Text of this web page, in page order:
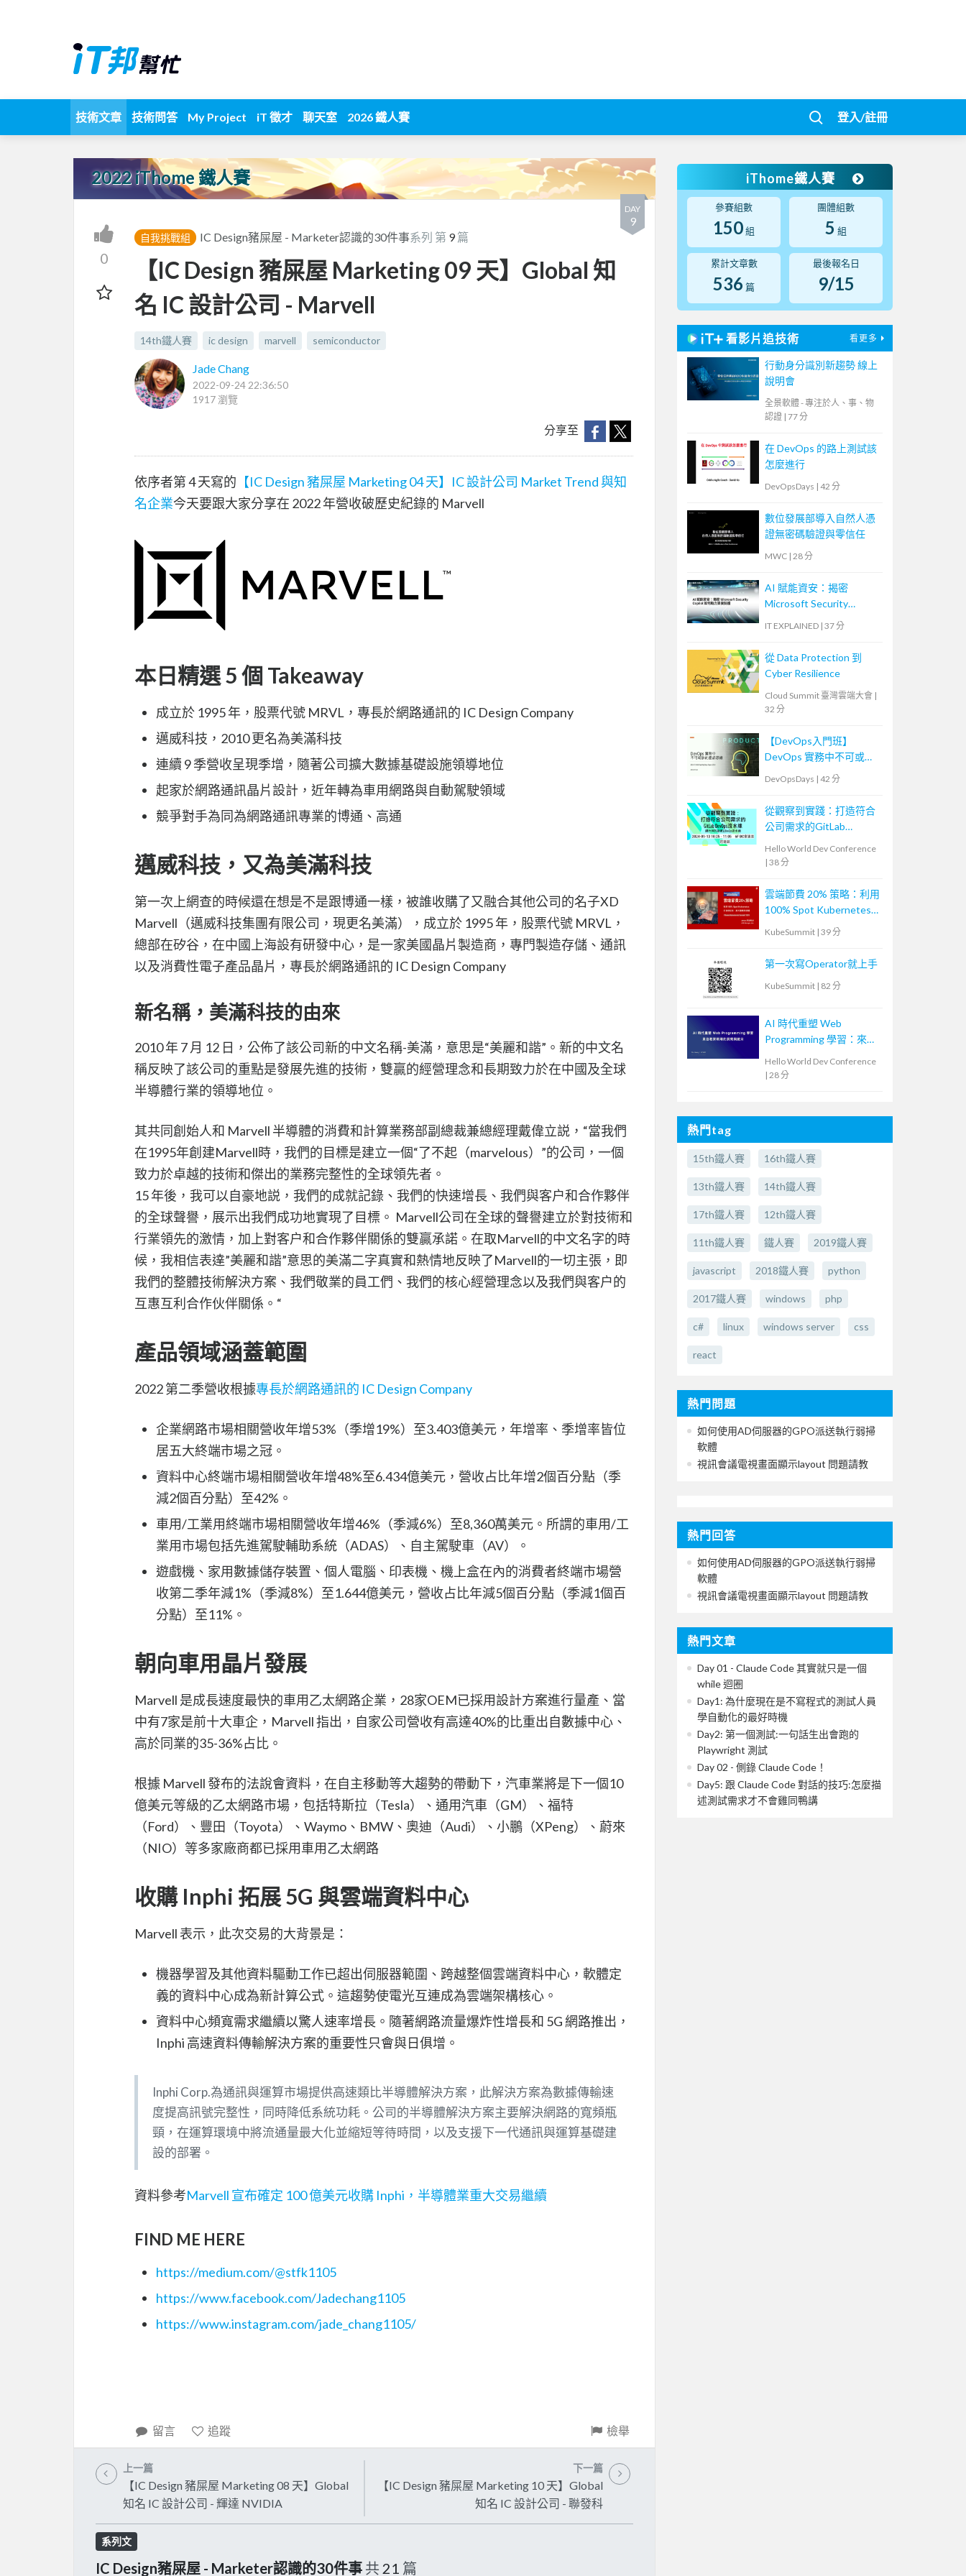
技術文章 技術問答 My Project iT 徵才 聊天室 2026 鐵人賽 登入/註冊
2022 iThome 鐵人賽
DAY
9
0
自我挑戰組 IC Design豬屎屋 - Marketer認識的30件事系列 第 9篇
【IC Design 豬屎屋 Marketing 09 天】Global 知
名 IC 設計公司 - Marvell
14th鐵人賽 ic design marvell semiconductor
Jade Chang
2022-09-24 22:36:50
1917 瀏覽
分享至
依序者第 4 天寫的 【IC Design 豬屎屋 Marketing 04 天】IC 設計公司 Market Trend 與知
名企業今天要跟大家分享在 2022 年營收破歷史紀錄的 Marvell
本日精選 5 個 Takeaway
成立於 1995 年，股票代號 MRVL，專長於網路通訊的 IC Design Company
邁威科技，2010 更名為美滿科技
連續 9 季營收呈現季增，隨著公司擴大數據基礎設施領導地位
起家於網路通訊晶片設計，近年轉為車用網路與自動駕駛領域
競爭對手為同為網路通訊專業的博通、高通
邁威科技，又為美滿科技
第一次上網查的時候還在想是不是跟博通一樣，被誰收購了又融合其他公司的名子XD
Marvell（邁威科技集團有限公司，現更名美滿），成立於 1995 年，股票代號 MRVL，
總部在矽谷，在中國上海設有研發中心，是一家美國晶片製造商，專門製造存儲、通訊
以及消費性電子產品晶片，專長於網路通訊的 IC Design Company
新名稱，美滿科技的由來
2010 年 7 月 12 日，公佈了該公司新的中文名稱-美滿，意思是“美麗和諧”。新的中文名
稱反映了該公司的重點是發展先進的技術，雙贏的經營理念和長期致力於在中國及全球
半導體行業的領導地位。
其共同創始人和 Marvell 半導體的消費和計算業務部副總裁兼總經理戴偉立説，“當我們
在1995年創建Marvell時，我們的目標是建立一個“了不起（marvelous）”的公司，一個
致力於卓越的技術和傑出的業務完整性的全球領先者。
15 年後，我可以自豪地説，我們的成就記錄、我們的快速增長、我們與客户和合作夥伴
的全球聲譽，展示出我們成功地實現了目標。 Marvell公司在全球的聲譽建立於對技術和
行業領先的激情，加上對客户和合作夥伴關係的雙贏承諾。在取Marvell的中文名字的時
候，我相信表達”美麗和諧”意思的美滿二字真實和熱情地反映了Marvell的一切主張，即
我們的整體技術解決方案、我們敬業的員工們、我們的核心經營理念以及我們與客户的
互惠互利合作伙伴關係。“
產品領域涵蓋範圍
2022 第二季營收根據專長於網路通訊的 IC Design Company
企業網路市場相關營收年增53%（季增19%）至3.403億美元，年增率、季增率皆位
居五大終端市場之冠。
資料中心終端市場相關營收年增48%至6.434億美元，營收占比年增2個百分點（季
減2個百分點）至42%。
車用/工業用終端市場相關營收年增46%（季減6%）至8,360萬美元。所謂的車用/工
業用市場包括先進駕駛輔助系統（ADAS）、自主駕駛車（AV）。
遊戲機、家用數據儲存裝置、個人電腦、印表機、機上盒在內的消費者終端市場營
收第二季年減1%（季減8%）至1.644億美元，營收占比年減5個百分點（季減1個百
分點）至11%。
朝向車用晶片發展
Marvell 是成長速度最快的車用乙太網路企業，28家OEM已採用設計方案進行量產、當
中有7家是前十大車企，Marvell 指出，自家公司營收有高達40%的比重出自數據中心、
高於同業的35-36%占比。
根據 Marvell 發布的法說會資料，在自主移動等大趨勢的帶動下，汽車業將是下一個10
億美元等級的乙太網路市場，包括特斯拉（Tesla）、通用汽車（GM）、福特
（Ford）、豐田（Toyota）、Waymo、BMW、奧迪（Audi）、小鵬（XPeng）、蔚來
（NIO）等多家廠商都已採用車用乙太網路
收購 Inphi 拓展 5G 與雲端資料中心
Marvell 表示，此次交易的大背景是：
機器學習及其他資料驅動工作已超出伺服器範圍、跨越整個雲端資料中心，軟體定
義的資料中心成為新計算公式。這趨勢使電光互連成為雲端架構核心。
資料中心頻寬需求繼續以驚人速率增長。隨著網路流量爆炸性增長和 5G 網路推出，
Inphi 高速資料傳輸解決方案的重要性只會與日俱增。
Inphi Corp.為通訊與運算市場提供高速類比半導體解決方案，此解決方案為數據傳輸速
度提高訊號完整性，同時降低系統功耗。公司的半導體解決方案主要解決網路的寬頻瓶
頸，在運算環境中將流通量最大化並縮短等待時間，以及支援下一代通訊與運算基礎建
設的部署。
資料參考Marvell 宣布確定 100 億美元收購 Inphi，半導體業重大交易繼續
FIND ME HERE
https://medium.com/@stfk1105
https://www.facebook.com/Jadechang1105
https://www.instagram.com/jade_chang1105/
留言 追蹤 檢舉
上一篇
【IC Design 豬屎屋 Marketing 08 天】Global
知名 IC 設計公司 - 輝達 NVIDIA
下一篇
【IC Design 豬屎屋 Marketing 10 天】Global
知名 IC 設計公司 - 聯發科
系列文
IC Design豬屎屋 - Marketer認識的30件事 共 21 篇
iThome鐵人賽
參賽組數
150組
團體組數
5 組
累計文章數
536 篇
最後報名日
9/15
看影片追技術 看更多
行動身分識別新趨勢 線上
說明會
全景軟體 - 專注於人、事、物
認證 | 77 分
在 DevOps 的路上測試該
怎麼進行
DevOpsDays | 42 分
數位發展部導入自然人憑
證無密碼驗證與零信任
MWC | 28 分
AI 賦能資安：揭密
Microsoft Security
Copilot 如何助力資安防
IT EXPLAINED | 37 分
從 Data Protection 到
Cyber Resilience
Cloud Summit 臺灣雲端大會 |
32 分
【DevOps入門班】
DevOps 實務中不可或缺
DevOpsDays | 42 分
從觀察到實踐：打造符合
公司需求的GitLab
Hello World Dev Conference
| 38 分
雲端節費 20% 策略：利用
100% Spot Kubernetes
打造低成本、高可靠應用
KubeSummit | 39 分
第一次寫Operator就上手
KubeSummit | 82 分
AI 時代重塑 Web
Programming 學習：來自
Hello World Dev Conference
| 28 分
熱門tag
15th鐵人賽 16th鐵人賽
13th鐵人賽 14th鐵人賽
17th鐵人賽 12th鐵人賽
11th鐵人賽 鐵人賽 2019鐵人賽
javascript 2018鐵人賽 python
2017鐵人賽 windows php
c# linux windows server css
react
熱門問題
如何使用AD伺服器的GPO派送執行弱掃
軟體
視訊會議電視畫面顯示layout 問題請教
熱門回答
如何使用AD伺服器的GPO派送執行弱掃
軟體
視訊會議電視畫面顯示layout 問題請教
熱門文章
Day 01 - Claude Code 其實就只是一個
while 迴圈
Day1: 為什麼現在是不寫程式的測試人員
學自動化的最好時機
Day2: 第一個測試:一句話生出會跑的
Playwright 測試
Day 02 - 側錄 Claude Code！
Day5: 跟 Claude Code 對話的技巧:怎麼描
述測試需求才不會雞同鴨講